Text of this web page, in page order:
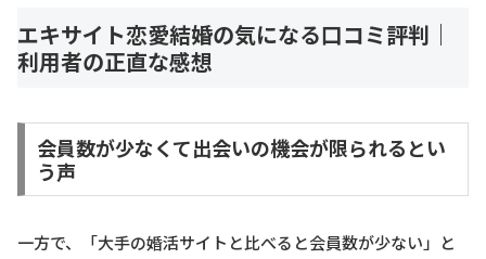
エキサイト恋愛結婚の気になる口コミ評判｜
利用者の正直な感想
会員数が少なくて出会いの機会が限られるとい
う声
一方で、「大手の婚活サイトと比べると会員数が少ない」と